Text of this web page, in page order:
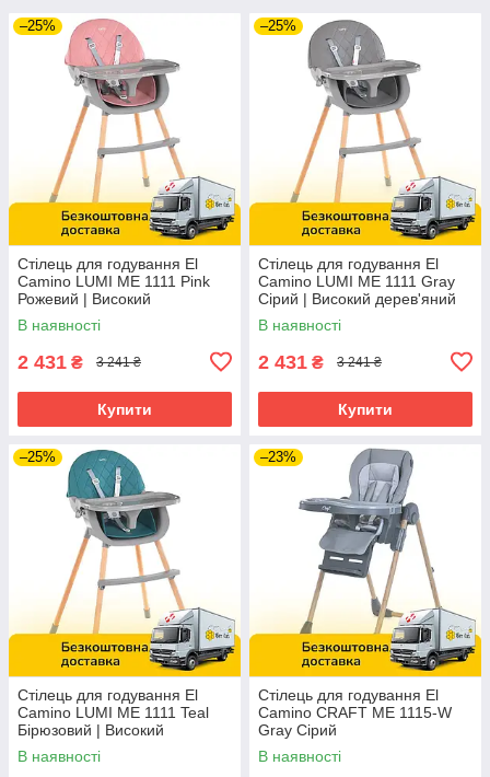
–25%
Стілець для годування El
Camino LUMI ME 1111 Pink
Рожевий | Високий
дерев'яний стільчик
В наявності
2 431 ₴ 3 241 ₴
Купити
–25%
Стілець для годування El
Camino LUMI ME 1111 Gray
Сірий | Високий дерев'яний
стільчик
В наявності
2 431 ₴ 3 241 ₴
Купити
–25%
Стілець для годування El
Camino LUMI ME 1111 Teal
Бірюзовий | Високий
дерев'яний стільчик
В наявності
–23%
Стілець для годування El
Camino CRAFT ME 1115-W
Gray Сірий
В наявності